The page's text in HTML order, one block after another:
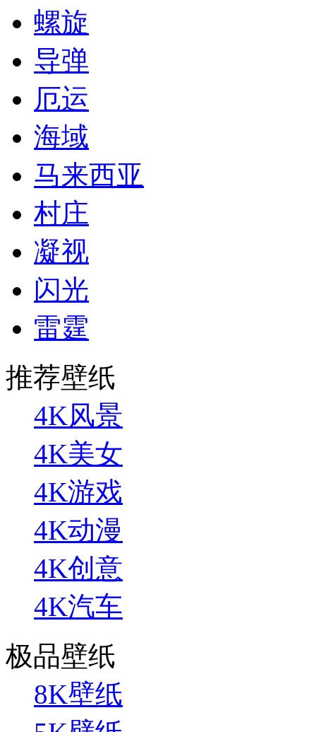
螺旋
导弹
厄运
海域
马来西亚
村庄
凝视
闪光
雷霆
推荐壁纸
4K风景
4K美女
4K游戏
4K动漫
4K创意
4K汽车
极品壁纸
8K壁纸